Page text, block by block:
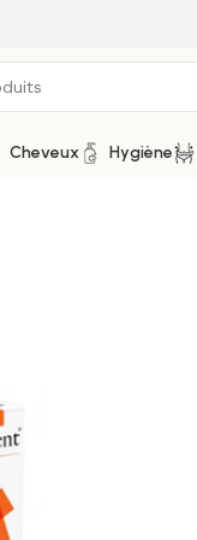
Cheveux Hygiène
huiles végétales